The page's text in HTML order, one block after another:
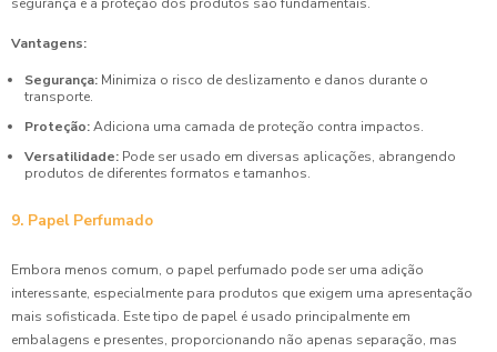
Vantagens:
Segurança: Minimiza o risco de deslizamento e danos durante o
transporte.
Proteção:Adiciona uma camada de proteção contra impactos.
Versatilidade: Pode ser usado em diversas aplicações, abrangendo
produtos de diferentes formatos e tamanhos.
9. Papel Perfumado
Embora menos comum, o papel perfumado pode ser uma adição
interessante, especialmente para produtos que exigem uma apresentação
mais sofisticada. Este tipo de papel é usado principalmente em
embalagens e presentes, proporcionando não apenas separação, mas